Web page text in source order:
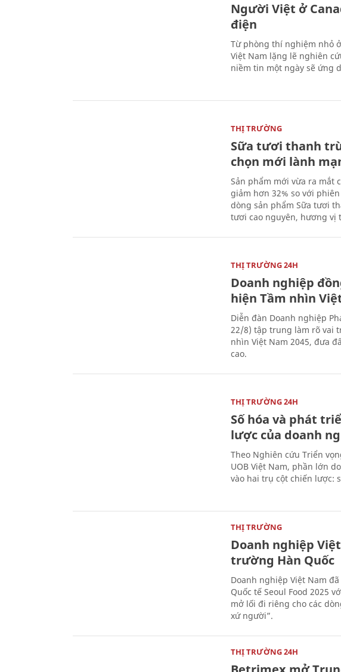
Người Việt ở
điện
Từ phòng thí nghiệm nhỏ
Việt Nam lặng lẽ nghiên
niềm tin một ngày sẽ ứng
THỊ TRƯỜNG
Sữa tươi thanh
chọn mới lành
Sản phẩm mới vừa ra mắt
giảm hơn 32% so với
dòng sản phẩm Sữa tươi
tươi cao nguyên, hương vị
THỊ TRƯỜNG 24H
Doanh nghiệp
hiện Tầm nhìn
Diễn đàn Doanh nghiệp
22/8) tập trung làm rõ vai
nhìn Việt Nam 2045, đưa
cao.
THỊ TRƯỜNG 24H
Số hóa và phát
lược của doanh
Theo Nghiên cứu Triển
UOB Việt Nam, phần lớn
vào hai trụ cột chiến lược:
THỊ TRƯỜNG
Doanh nghiệp
trường Hàn Quốc
Doanh nghiệp Việt Nam
Quốc tế Seoul Food 2025
mở lối đi riêng cho các
xứ người”.
THỊ TRƯỜNG 24H